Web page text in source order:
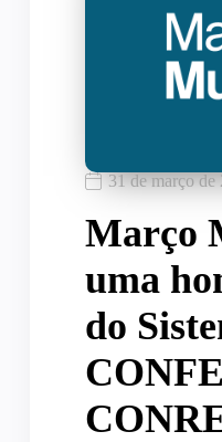
31 de março de
Março
uma
do